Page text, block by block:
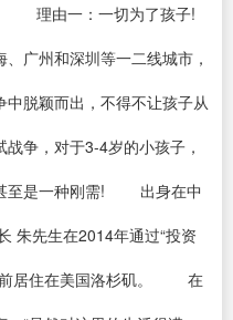
由一：一切为了孩子!
广州和深圳等一二线城市，
脱颖而出，不得不让孩子从
争，对于3-4岁的小孩子，
甚至是一种刚需! 出身在中
朱先生在2014年通过“投资
前居住在美国洛杉矶。 在